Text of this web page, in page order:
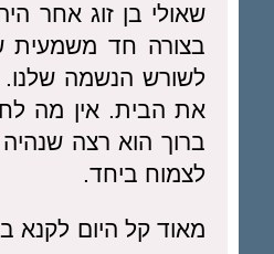
שאולי בן זוג אחר
בצורה חד משמעית
לשורש הנשמה
את הבית. אין מה
ברוך הוא רצה שנהיה
לצמוח ביחד.
מאוד קל היום לקנא